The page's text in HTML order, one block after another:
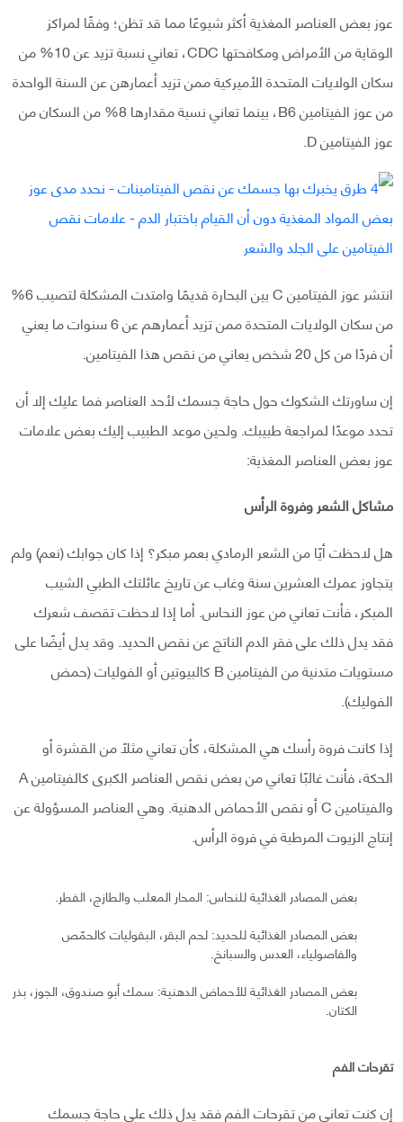
عوز بعض العناصر المغذية أكثر شيوعًا مما قد تظن؛ وفقًا لمراكز
الوقاية من الأمراض ومكافحتها CDC، تعاني نسبة تزيد عن 10% من
سكان الولايات المتحدة الأميركية ممن تزيد أعمارهن عن السنة الواحدة
من عوز الفيتامين B6، بينما تعاني نسبة مقدارها 8% من السكان من
عوز الفيتامين D.
انتشر عوز الفيتامين C بين البحارة قديمًا وامتدت المشكلة لتصيب 6%
من سكان الولايات المتحدة ممن تزيد أعمارهم عن 6 سنوات ما يعني
أن فردًا من كل 20 شخص يعاني من نقص هذا الفيتامين.
إن ساورتك الشكوك حول حاجة جسمك لأحد العناصر فما عليك إلا أن
تحدد موعدًا لمراجعة طبيبك. ولحين موعد الطبيب إليك بعض علامات
عوز بعض العناصر المغذية:
مشاكل الشعر وفروة الرأس
هل لاحظت أيًا من الشعر الرمادي بعمر مبكر؟ إذا كان جوابك (نعم) ولم
يتجاوز عمرك العشرين سنة وغاب عن تاريخ عائلتك الطبي الشيب
المبكر، فأنت تعاني من عوز النحاس. أما إذا لاحظت تقصف شعرك
فقد يدل ذلك على فقر الدم الناتج عن نقص الحديد. وقد يدل أيضًا على
مستويات متدنية من الفيتامين B كالبيوتين أو الفوليات (حمض
الفوليك).
إذا كانت فروة رأسك هي المشكلة، كأن تعاني مثلًا من القشرة أو
الحكة، فأنت غالبًا تعاني من بعض نقص العناصر الكبرى كالفيتامين A
والفيتامين C أو نقص الأحماض الدهنية. وهي العناصر المسؤولة عن
إنتاج الزيوت المرطبة في فروة الرأس.
بعض المصادر الغذائية للنحاس: المحار المعلب والطازج، الفطر.
بعض المصادر الغذائية للحديد: لحم البقر، البقوليات كالحمّص
والفاصولياء، العدس والسبانخ.
بعض المصادر الغذائية للأحماض الدهنية: سمك أبو صندوق، الجوز، بذر
الكتان.
تقرحات الفم
إن كنت تعاني من تقرحات الفم فقد يدل ذلك على حاجة جسمك